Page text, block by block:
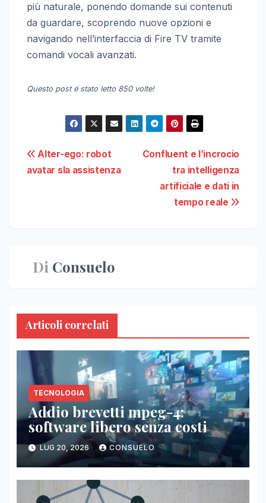
più naturale, ponendo domande sui contenuti
da guardare, scoprendo nuove opzioni e
navigando nell’interfaccia di Fire TV tramite
comandi vocali avanzati.
Questo post é stato letto 850 volte!
Navigazione
articoli
Confluent e l’incrocio
tra intelligenza
artificiale e dati in
tempo reale
Alter-ego: robot
avatar sla assistenza
Di Consuelo
Articoli correlati
TECNOLOGIA
Addio brevetti mpeg-4:
software libero senza costi
LUG 20, 2026 CONSUELO